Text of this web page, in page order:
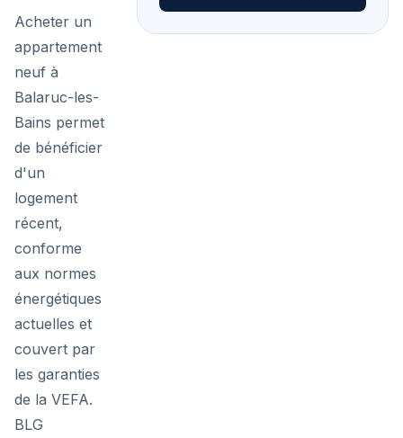
Acheter un
appartement
neuf à
Balaruc-les-
Bains permet
de bénéficier
d'un
logement
récent,
conforme
aux normes
énergétiques
actuelles et
couvert par
les garanties
de la VEFA.
BLG